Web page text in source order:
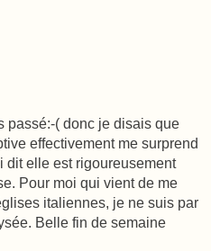
passé:-( donc je disais que
effectivement me surprend
dit elle est rigoureusement
Pour moi qui vient de me
italiennes, je ne suis par
Belle fin de semaine